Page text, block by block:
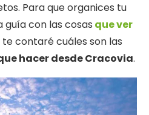
Para que organices tu
con las cosas que ver
te contaré cuáles son las
hacer desde Cracovia.